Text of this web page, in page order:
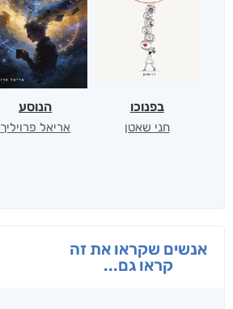
בפנוכו
חני שאטן
הנוסע
אריאל פרויליך
אנשים שקראו את זה
קראו גם...